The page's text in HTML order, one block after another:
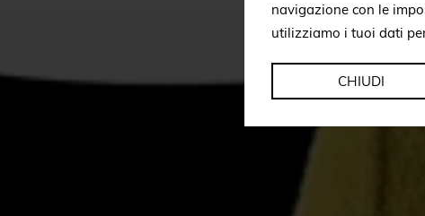
navigazione con le
utilizziamo i tuoi dati
CHIUDI